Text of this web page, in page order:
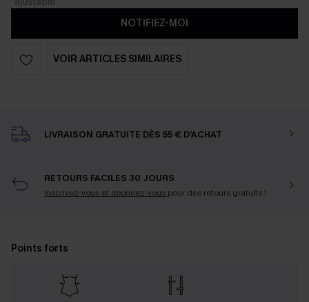
NOTIFIEZ-MOI
VOIR ARTICLES SIMILAIRES
LIVRAISON GRATUITE DÈS 55 € D'ACHAT
RETOURS FACILES 30 JOURS
Inscrivez-vous et abonnez-vous pour des retours gratuits !
Points forts